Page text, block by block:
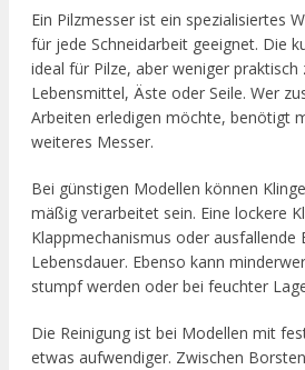
Ein Pilzmesser ist ein spezialisiertes
für jede Schneidarbeit geeignet. Die
ideal für Pilze, aber weniger
Lebensmittel, Äste oder Seile. Wer
Arbeiten erledigen möchte, benötigt
weiteres Messer.
Bei günstigen Modellen können
mäßig verarbeitet sein. Eine lockere
Klappmechanismus oder ausfallende
Lebensdauer. Ebenso kann
stumpf werden oder bei feuchter
Die Reinigung ist bei Modellen mit
etwas aufwendiger. Zwischen